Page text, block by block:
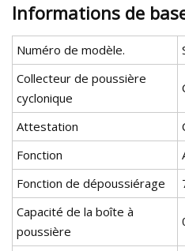
Informations de
Numéro de modèle.
Collecteur de poussière
cyclonique
Attestation
Fonction
Fonction de dépoussiérage
Capacité de la boîte à
poussière